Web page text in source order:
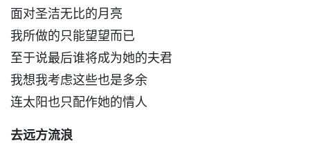
面对圣洁无比的月亮
我所做的只能望望而已
至于说最后谁将成为她的夫君
我想我考虑这些也是多余
连太阳也只配作她的情人
去远方流浪